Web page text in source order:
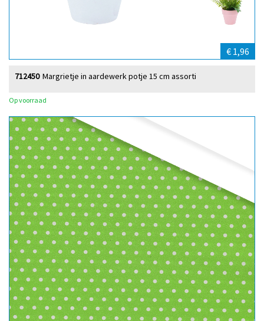
€ 1,96
Margrietje in aardewerk potje 15 cm assorti
712450
Op voorraad